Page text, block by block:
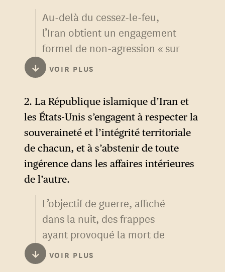
Au-delà du cessez-le-feu,
l’Iran obtient un engagement
formel de non-agression « sur
tous les fronts », qui engage
les États-Unis à freiner les
actions d’Israël. C’est l’un des
points les plus importants et
le régime iranien a obtenu
beaucoup en le faisant
intégrer au premier point du
protocole. Cela signifierait la
subordination de Tel-Aviv, ce
que le gouvernement
Netanyahou rejette, non pas
tant aux États-Unis qu’à l’Iran,
qui négocie directement avec
les États-Unis des points en
↓ VOIR PLUS
2. La République islamique d’Iran et
les États-Unis s’engagent à respecter la
souveraineté et l’intégrité territoriale
de chacun, et à s’abstenir de toute
ingérence dans les affaires intérieures
de l’autre.
L’objectif de guerre, affiché
dans la nuit, des frappes
ayant provoqué la mort de
plusieurs figures centrales de
l’appareil d’État, était le
↓ VOIR PLUS